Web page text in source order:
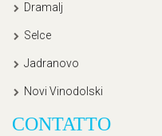
Dramalj
Selce
Jadranovo
Novi Vinodolski
CONTATTO